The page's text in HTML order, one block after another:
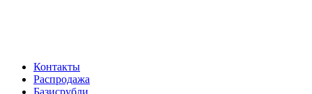
Контакты
Распродажа
Базисрубли